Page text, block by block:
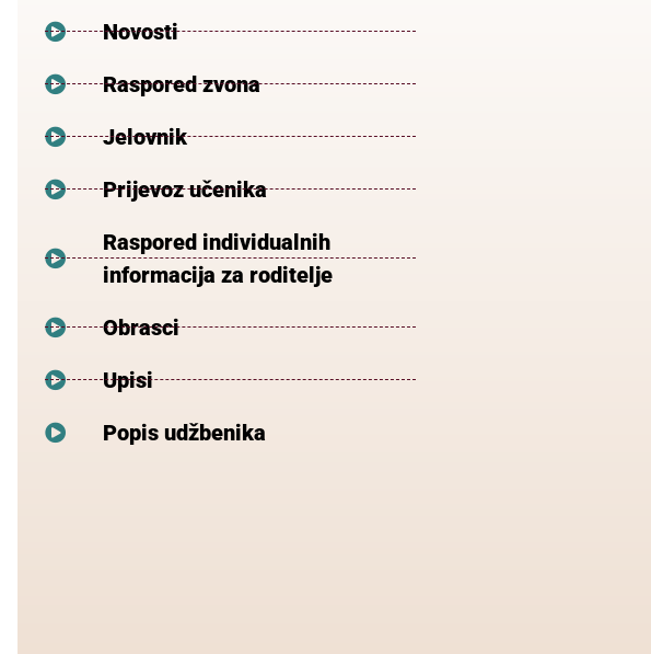
Novosti
Raspored zvona
Jelovnik
Prijevoz učenika
Raspored individualnih
informacija za roditelje
Obrasci
Upisi
Popis udžbenika